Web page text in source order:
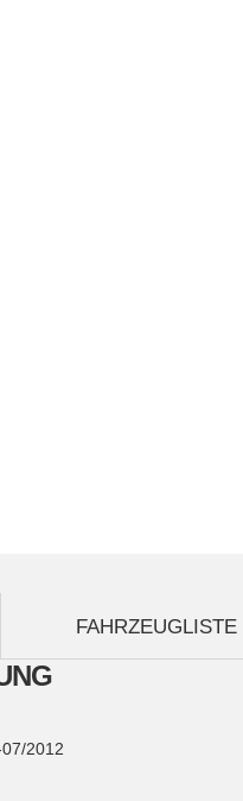
FAHRZEUGLISTE
2012